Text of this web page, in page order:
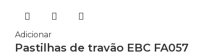
Adicionar
Pastilhas de travão EBC FA057